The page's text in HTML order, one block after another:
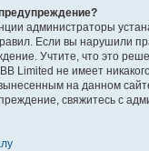
администраторы
Если вы нарушили
Учтите, что это
Limited не имеет
на данном
свяжитесь с